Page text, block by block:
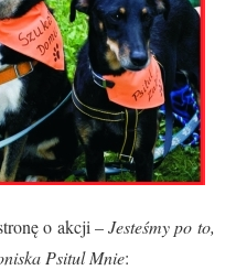
o akcji –Jesteśmy po to,
Psitul Mnie: